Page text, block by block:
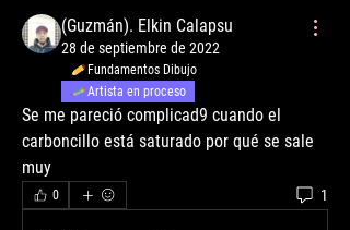
(Guzmán). Elkin Calapsu
28 de septiembre de 2022
Fundamentos Dibujo
Artista en proceso
Se me pareció complicad9 cuando el
carboncillo está saturado por qué se sale
muy
0 1